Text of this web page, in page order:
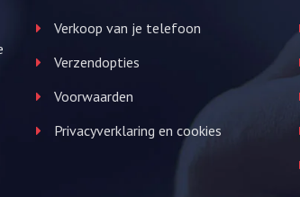
Verkoop van je telefoon
Verzendopties
Voorwaarden
Privacyverklaring en cookies